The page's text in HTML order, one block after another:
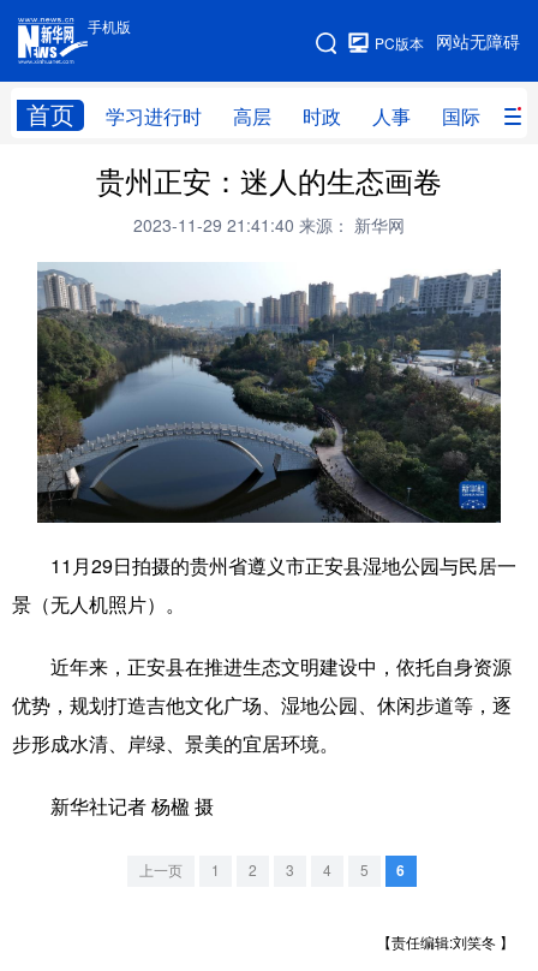
手机版
网站无障碍
PC版本
首页 学习进行时 高层 时政 人事 国际 财
手机版
网站地图
学习进行时 高层 时政
财经 网评
台湾 全球连线 教育
科技 科创 量子 体育
文化 书画 健康 军事
访谈 视频 图片 政务
法律 中央文件 金融 汽车
公益 一带一路 亚太网
贵州正安：迷人的生态画卷
2023-11-29 21:41:40 来源： 新华网
11月29日拍摄的贵州省遵义市正安县湿地公园与民居一
景（无人机照片）。
近年来，正安县在推进生态文明建设中，依托自身资源
优势，规划打造吉他文化广场、湿地公园、休闲步道等，逐
步形成水清、岸绿、景美的宜居环境。
新华社记者 杨楹 摄
上一页 1 2 3 4 5 6
【责任编辑:刘笑冬 】